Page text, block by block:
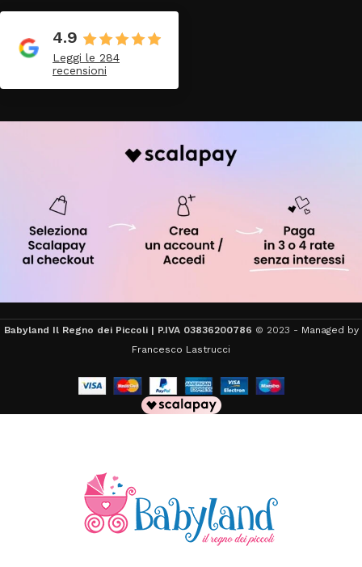
4.9
Leggi le 284
recensioni
Babyland Il Regno dei Piccoli | P.IVA 03836200786 © 2023 - Managed by
Francesco Lastrucci